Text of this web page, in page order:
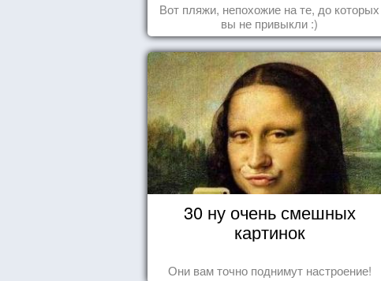
Вот пляжи, непохожие на те, до которых
вы не привыкли :)
30 ну очень смешных
картинок
Они вам точно поднимут настроение!